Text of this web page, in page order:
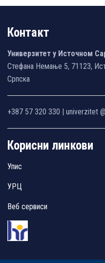
Контакт
Универзитет у Источном
Стефана Немање 5, 71123,
Српска
+387 57 320 330 | univerzitet
Корисни линкови
Упис
УРЦ
Веб сервиси